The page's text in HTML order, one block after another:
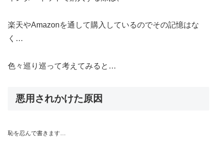
楽天やAmazonを通して購入しているのでその記憶はな
く…
色々巡り巡って考えてみると…
悪用されかけた原因
恥を忍んで書きます…